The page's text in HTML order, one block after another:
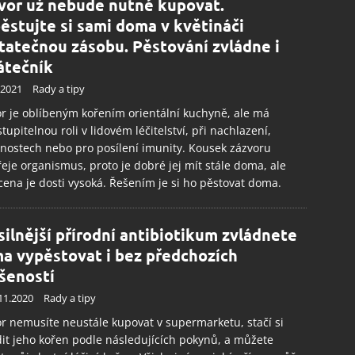
chyb, Poskytování a zobrazování reklamy a obsahu,
a sdělování voleb ochrany osobních údajů.
už nebude nutné kupovat.
si sami doma v květináči
zásobu. Pěstování zvládne i
Rady a tipy
je oblíbeným kořením orientální kuchyně, ale má
roli v lidovém léčitelství, při nachlazení,
nebo pro posílení imunity. Kousek zázvoru
organismus, proto je dobré jej mít stále doma, ale
je dosti vysoká. Řešením je si ho pěstovat doma.
přírodní antibiotikum zvládnete
vypěstovat i bez předchozích
Rady a tipy
nemusíte neustále kupovat v supermarketu, stačí si
jeho kořen podle následujících pokynů, a můžete